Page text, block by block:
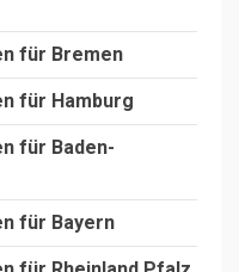
für Bremen
für Hamburg
für Baden-
für Bayern